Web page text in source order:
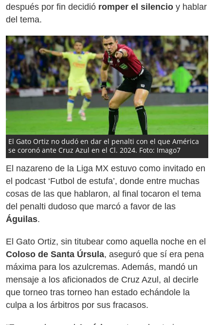
después por fin decidió romper el silencio y hablar
del tema.
El Gato Ortiz no dudó en dar el penalti con el que América
se coronó ante Cruz Azul en el Cl. 2024. Foto: Imago7
El nazareno de la Liga MX estuvo como invitado en
el podcast ‘Futbol de estufa’, donde entre muchas
cosas de las que hablaron, al final tocaron el tema
del penalti dudoso que marcó a favor de las
Águilas.
El Gato Ortiz, sin titubear como aquella noche en el
Coloso de Santa Úrsula, aseguró que sí era pena
máxima para los azulcremas. Además, mandó un
mensaje a los aficionados de Cruz Azul, al decirle
que torneo tras torneo han estado echándole la
culpa a los árbitros por sus fracasos.